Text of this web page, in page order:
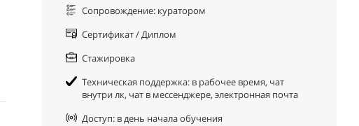
Сопровождение: куратором
Сертификат / Диплом
Стажировка
Техническая поддержка: в рабочее время, чат
внутри лк, чат в мессенджере, электронная почта
Доступ: в день начала обучения